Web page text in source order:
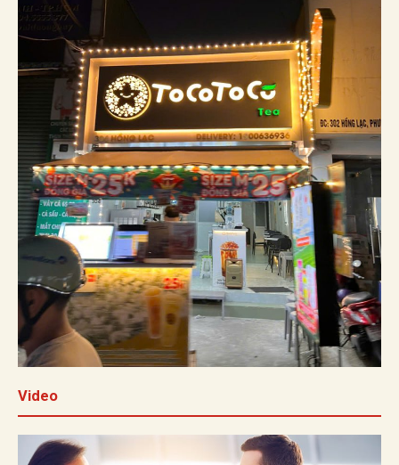
Video